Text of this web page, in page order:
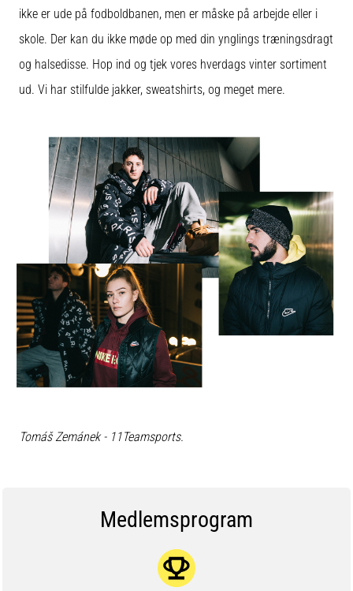
ikke er ude på fodboldbanen, men er måske på arbejde eller i
skole. Der kan du ikke møde op med din ynglings træningsdragt
og halsedisse. Hop ind og tjek vores hverdags vinter sortiment
ud. Vi har stilfulde jakker, sweatshirts, og meget mere.
Tomáš Zemánek - 11Teamsports.
Medlemsprogram